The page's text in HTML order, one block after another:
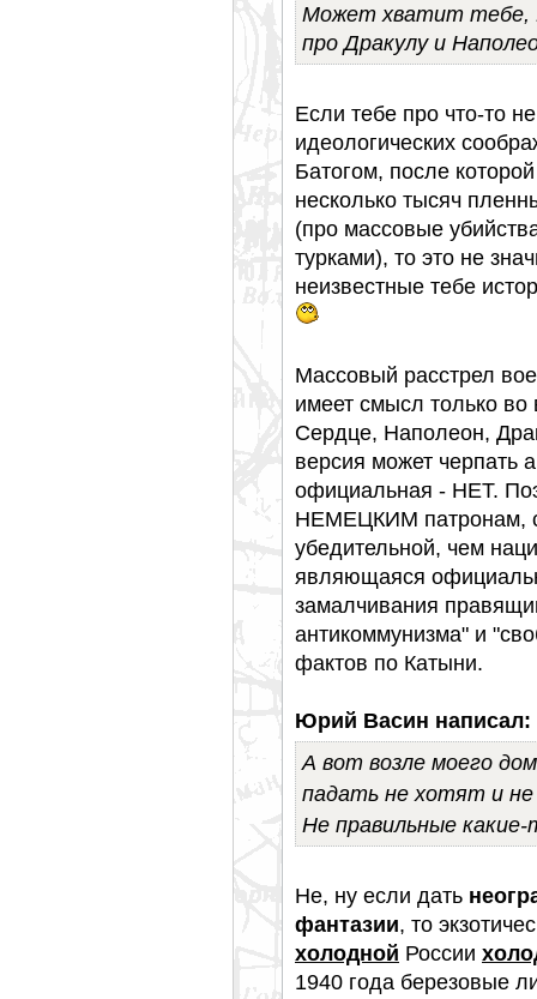
Может хватит тебе,
про Дракулу и
Если тебе про что-то
идеологических
Батогом, после
несколько тысяч
(про массовые
турками), то это не
неизвестные тебе
Массовый расстрел
имеет смысл только
Сердце, Наполеон,
версия может черпать
официальная - НЕТ.
НЕМЕЦКИМ патронам,
убедительной, чем
являющаяся
замалчивания
антикоммунизма" и
фактов по Катыни.
Юрий Васин написал:
А вот возле моего
падать не хотят и
Не правильные
Не, ну если дать
фантазии, то
холодной России
1940 года березовые